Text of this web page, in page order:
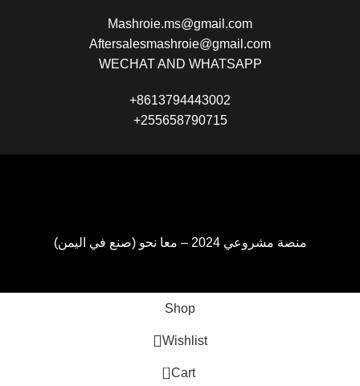
Mashroie.ms@gmail.com
Aftersalesmashroie@gmail.com
WECHAT AND WHATSAPP
+8613794443002
+255658790715
منصة مشروعي 2024 – معا نحو (صنع في اليمن)
Shop
Wishlist
0 Cart